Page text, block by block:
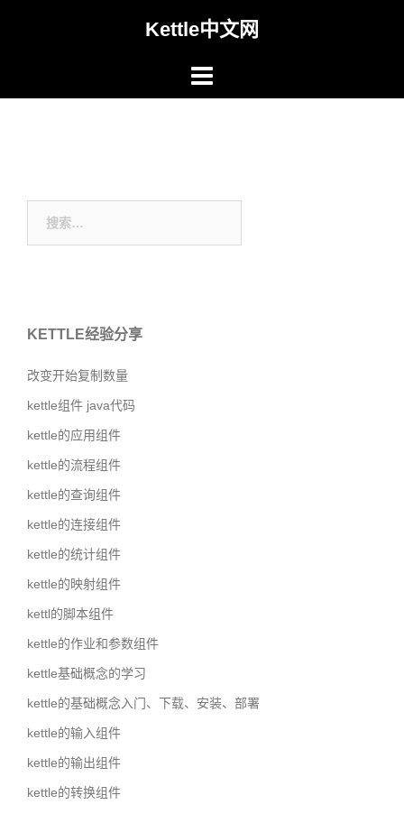
Kettle中文网
索：
KETTLE经验分享
改变开始复制数量
kettle组件 java代码
kettle的应用组件
kettle的流程组件
kettle的查询组件
kettle的连接组件
kettle的统计组件
kettle的映射组件
kettl的脚本组件
kettle的作业和参数组件
kettle基础概念的学习
kettle的基础概念入门、下载、安装、部署
kettle的输入组件
kettle的输出组件
kettle的转换组件